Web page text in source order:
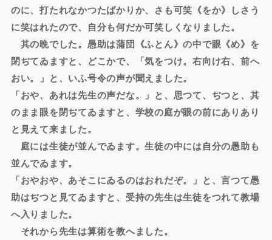
のに、打たれなかつたばかりか、さも可笑《をか》しさう
に笑はれたので、自分も何だか可笑しくなりました。
其の晩でした。愚助は蒲団《ふとん》の中で眼《め》を
閉ぢてゐますと、どこかで、「気をつけ。右向け右、前へ
おい。」と、いふ号令の声が聞えました。
「おや、あれは先生の声だな。」と、思つて、ぢつと、其
のまま眼を閉ぢてゐますと、学校の庭が眼の前にありあり
と見えて来ました。
庭には生徒が並んでゐます。生徒の中には自分の愚助も
並んでゐます。
「おやおや、あそこにゐるのはおれだぞ。」と、言つて愚
助はぢつと見てゐますと、受持の先生は生徒をつれて教場
へ入りました。
それから先生は算術を教へました。